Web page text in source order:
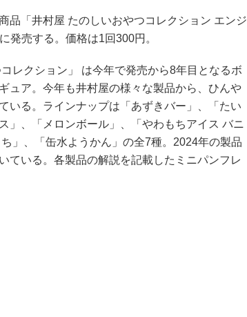
品「井村屋 たのしいおやつコレクション エンジ
発売する。価格は1回300円。
レクション」 は今年で発売から8年目となるボ
ュア。今年も井村屋の様々な製品から、ひんや
いる。ラインナップは「あずきバー」、「たい
」、「メロンボール」、「やわもちアイス バニ
」、「缶水ようかん」の全7種。2024年の製品
ている。各製品の解説を記載したミニパンフレ